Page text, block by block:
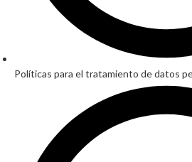
Políticas para el tratamiento de datos